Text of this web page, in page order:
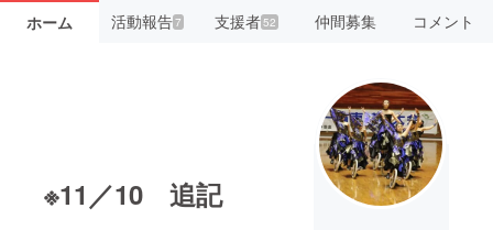
ホーム 活動報告7 支援者52 仲間募集 コメント
※11／10 追記